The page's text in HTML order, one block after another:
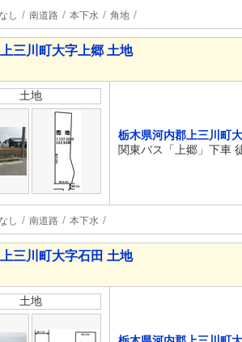
し 南道路 本下水 角地
三川町大字上郷 土地
土地
栃木県河内郡上三川町
関東バス「上郷」下車
し 南道路 本下水
三川町大字石田 土地
土地